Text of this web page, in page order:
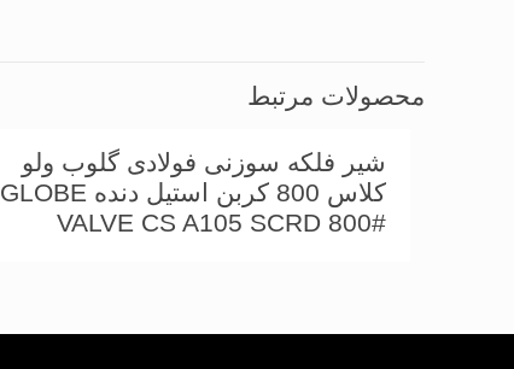
محصولات مرتبط
شیر فلكه سوزنی فولادی گلوب ولو
کلاس 800 کربن استیل دنده GLOBE
VALVE CS A105 SCRD 800#